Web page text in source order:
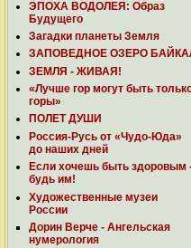
ЭПОХА ВОДОЛЕЯ: Образ
Будущего
Загадки планеты Земля
ЗАПОВЕДНОЕ ОЗЕРО
ЗЕМЛЯ - ЖИВАЯ!
«Лучше гор могут быть
горы»
ПОЛЕТ ДУШИ
Россия-Русь от «Чудо-Юда»
до наших дней
Если хочешь быть здоровым
будь им!
Художественные музеи
России
Дорин Верче - Ангельская
нумерология